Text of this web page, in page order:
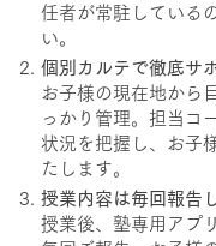
任者が常駐している
い。
個別カルテで徹底サ
お子様の現在地から
っかり管理。担当コ
状況を把握し、お子
たします。
授業内容は毎回報告
授業後、塾専用アプ